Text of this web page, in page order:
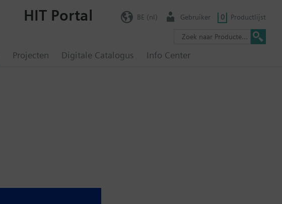
Projecten Digitale Catalogus Info Center
HIT Portal BE (nl) Gebruiker 0 Productlijst